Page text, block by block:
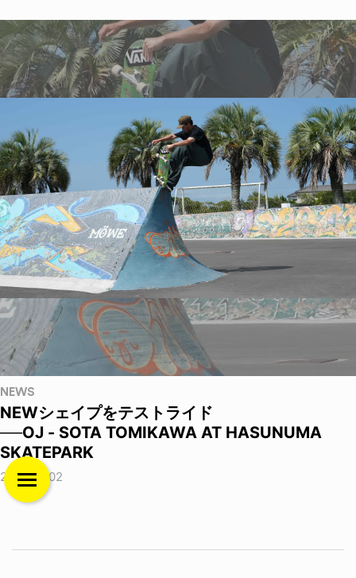
NEWS
NEWシェイプをテストライド
──OJ - SOTA TOMIKAWA AT HASUNUMA
SKATEPARK
2026.08.02